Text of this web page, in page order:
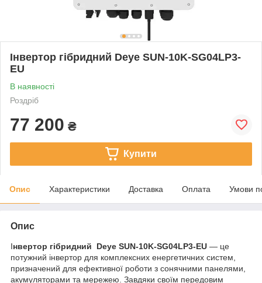
Інвертор гібридний Deye SUN-10K-SG04LP3-
EU
В наявності
Роздріб
77 200 ₴
Купити
Опис Характеристики Доставка Оплата Умови
Опис
Інвертор гібридний Deye SUN-10K-SG04LP3-EU — це
потужний інвертор для комплексних енергетичних систем,
призначений для ефективної роботи з сонячними панелями,
акумуляторами та мережею. Завдяки своїм передовим